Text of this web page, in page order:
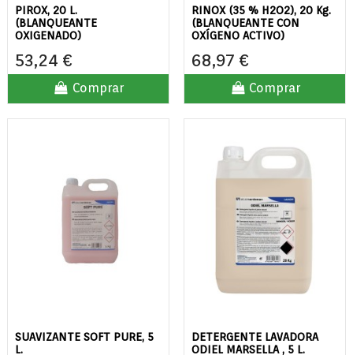
PIROX, 20 L.
(BLANQUEANTE
OXIGENADO)
53,24 €
Comprar
RINOX (35 % H2O2), 20 Kg.
(BLANQUEANTE CON
OXÍGENO ACTIVO)
68,97 €
Comprar
SUAVIZANTE SOFT PURE, 5
L.
DETERGENTE LAVADORA
ODIEL MARSELLA , 5 L.